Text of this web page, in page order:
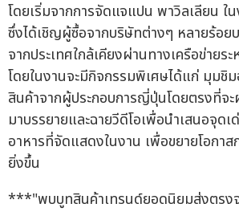
โดยเริ่มจากการจัดแจแปน พาวิลเลียน
ซึ่งได้เชิญผู้ซื้อจากบริษัทต่างๆ หลายร้อย
จากประเทศใกล้เคียงผ่านทางเครือข่ายระ
โดยในงานจะมีกิจกรรมพิเศษได้แก่ มุมชิม
สินค้าจากผู้ประกอบการญี่ปุ่นโดยตรงที่จ
มาบรรยายและฉายวีดีโอเพื่อนำเสนอจุด
อาหารที่จัดแสดงในงาน เพื่อขยายโอกาส
ยิ่งขึ้น
***"พบบูทสินค้าเทรนด์ยอดนิยมส่งตร